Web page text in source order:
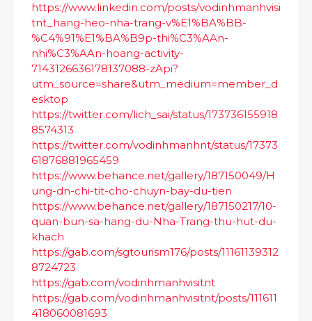
https://www.linkedin.com/posts/vodinhmanhvisi
tnt_hang-heo-nha-trang-v%E1%BA%BB-
%C4%91%E1%BA%B9p-thi%C3%AAn-
nhi%C3%AAn-hoang-activity-
7143126636178137088-zApi?
utm_source=share&utm_medium=member_d
esktop
https://twitter.com/lich_sai/status/173736155918
8574313
https://twitter.com/vodinhmanhnt/status/17373
61876881965459
https://www.behance.net/gallery/187150049/H
ung-dn-chi-tit-cho-chuyn-bay-du-tien
https://www.behance.net/gallery/187150217/10-
quan-bun-sa-hang-du-Nha-Trang-thu-hut-du-
khach
https://gab.com/sgtourism176/posts/11161139312
8724723
https://gab.com/vodinhmanhvisitnt
https://gab.com/vodinhmanhvisitnt/posts/111611
418060081693